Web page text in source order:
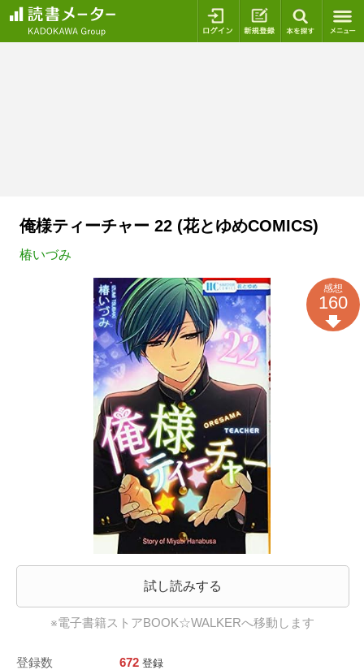
ログイン 新規登録
俺様ティーチャー 22 (花とゆめCOMICS)
椿いづみ
試し読みする
※電子書籍ストアBOOK☆WALKERへ移動します
登録数 672 登録
感想
160